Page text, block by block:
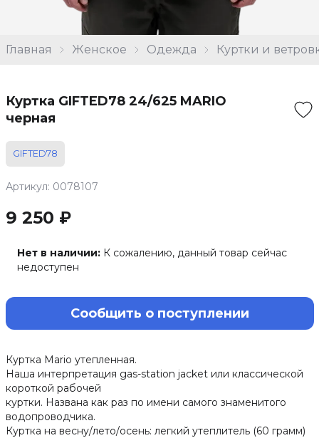
Главная Женское Одежда Куртки и
Куртка GIFTED78 24/625 MARIO
черная
GIFTED78
Артикул: 0078107
9 250 ₽
Нет в наличии: К сожалению, данный товар сейчас
недоступен
Сообщить о поступлении
Куртка Mario утепленная.
Наша интерпретация gas-station jacket или классической
короткой рабочей
куртки. Названа как раз по имени самого знаменитого
водопроводчика.
Куртка на весну/лето/осень: легкий утеплитель (60 грамм)